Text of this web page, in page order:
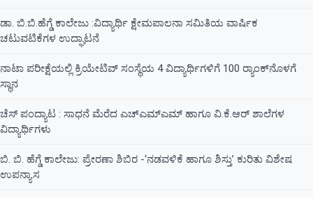
ಡಾ. ಬಿ.ಬಿ.ಹೆಗ್ಡೆ ಕಾಲೇಜು :ವಿದ್ಯಾರ್ಥಿ ಕ್ಷೇಮಪಾಲನಾ ಸಮಿತಿಯ ವಾರ್ಷಿಕ
ಚಟುವಟಿಕೆಗಳ ಉದ್ಘಾಟನೆ
ನಾಟಾ ಪರೀಕ್ಷೆಯಲ್ಲಿ ಕ್ರಿಯೇಟಿವ್ ಸಂಸ್ಥೆಯ 4 ವಿದ್ಯಾರ್ಥಿಗಳಿಗೆ 100 ರ‍್ಯಾಂಕ್‌ನೊಳಗೆ
ಸ್ಥಾನ
ಚೆಸ್ ಪಂದ್ಯಾಟ : ಸಾಧನೆ ಮೆರೆದ ಎಚ್ಎಮ್ಎಮ್ ಹಾಗೂ ವಿ.ಕೆ.ಆರ್ ಶಾಲೆಗಳ
ವಿದ್ಯಾರ್ಥಿಗಳು
ಬಿ. ಬಿ. ಹೆಗ್ಡೆ ಕಾಲೇಜು: ಪ್ರೇರಣಾ ಶಿಬಿರ -‘ನಡವಳಿಕೆ ಹಾಗೂ ಶಿಸ್ತು’ ಕುರಿತು ವಿಶೇಷ
ಉಪನ್ಯಾಸ